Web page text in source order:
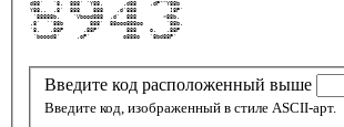
d88'   `8.  888' `Y88.      .d88    .dP""Y88b
Y88..  .8'  888    888    .d'888          ]8P'
  `88888b.    `Vbood888  .d'  888        <88b.
.8'  ``88b        888'  88ooo888oo       `88b.
`8.   .88P      .88P'        888    o.   .88P
  `boood8'     .oP'          o888o   `8bd88P'
Введите код расположенный выше
Введите код, изображенный в стиле ASCII-арт.